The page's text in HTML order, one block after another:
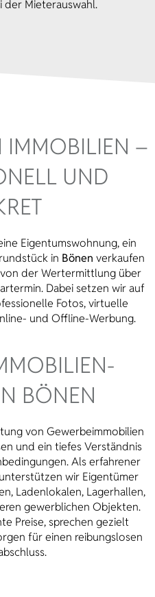
der Mieterauswahl.
IMMOBILIEN –
UND
Eigentumswohnung, ein
in Bönen verkaufen
der Wertermittlung über
Dabei setzen wir auf
Fotos, virtuelle
und Offline-Werbung.
BÖNEN
von Gewerbeimmobilien
und ein tiefes Verständnis
Als erfahrener
unterstützen wir Eigentümer
Ladenlokalen, Lagerhallen,
gewerblichen Objekten.
Preise, sprechen gezielt
für einen reibungslosen